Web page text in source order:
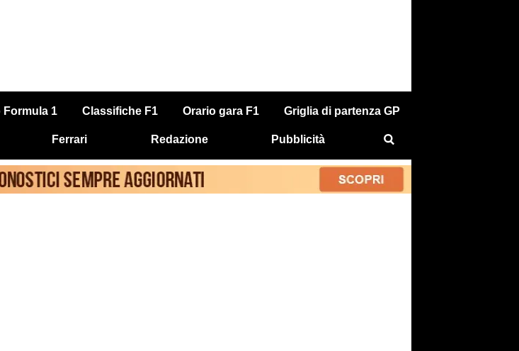
Formula 1 Classifiche F1 Orario gara F1 Griglia di partenza GP
Ferrari Redazione Pubblicità